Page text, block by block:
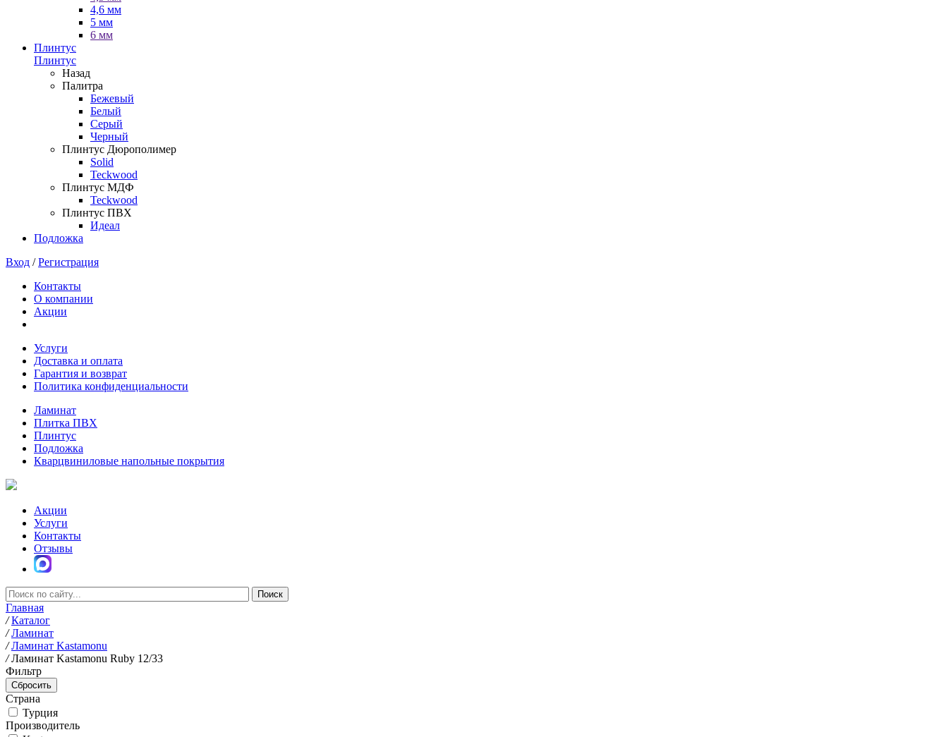
4,6 мм
5 мм
6 мм
Плинтус
Плинтус
Назад
Палитра
Бежевый
Белый
Серый
Черный
Плинтус Дюрополимер
Solid
Teckwood
Плинтус МДФ
Teckwood
Плинтус ПВХ
Идеал
Подложка
Вход /Регистрация
Контакты
О компании
Акции
Услуги
Доставка и оплата
Гарантия и возврат
Политика конфиденциальности
Ламинат
Плитка ПВХ
Плинтус
Подложка
Кварцвиниловые напольные покрытия
Акции
Услуги
Контакты
Отзывы
Главная
/ Каталог
/ Ламинат
/ Ламинат Kastamonu
/ Ламинат Kastamonu Ruby 12/33
Фильтр
Страна
Турция
Производитель